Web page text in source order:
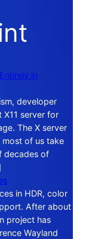
in
developer
X11 server for
The X server
of us take
decades of
in HDR, color
After about
project has
Wayland